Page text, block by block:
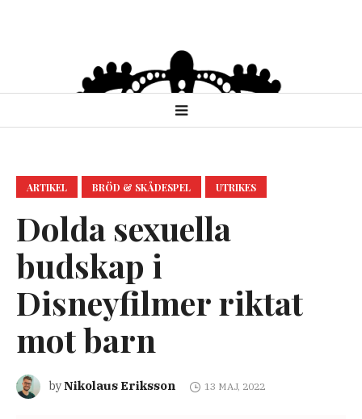
ARTIKEL BRÖD & SKÅDESPEL UTRIKES
Dolda sexuella
budskap i
Disneyfilmer riktat
mot barn
byNikolaus Eriksson 13 MAJ, 2022